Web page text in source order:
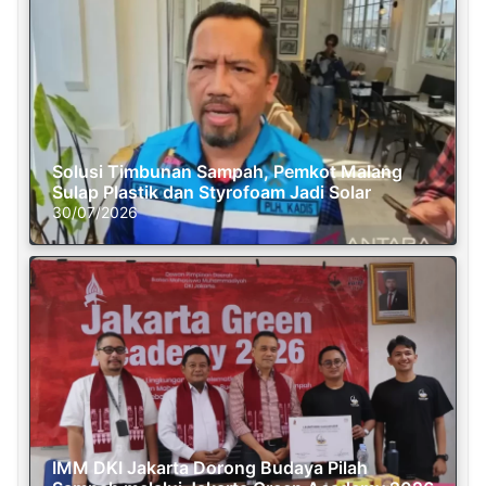
Solusi Timbunan Sampah, Pemkot Malang
Sulap Plastik dan Styrofoam Jadi Solar
30/07/2026
IMM DKI Jakarta Dorong Budaya Pilah